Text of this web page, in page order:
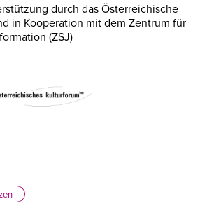
durch das Österreichische
in Kooperation mit dem Zentrum für
(ZSJ)